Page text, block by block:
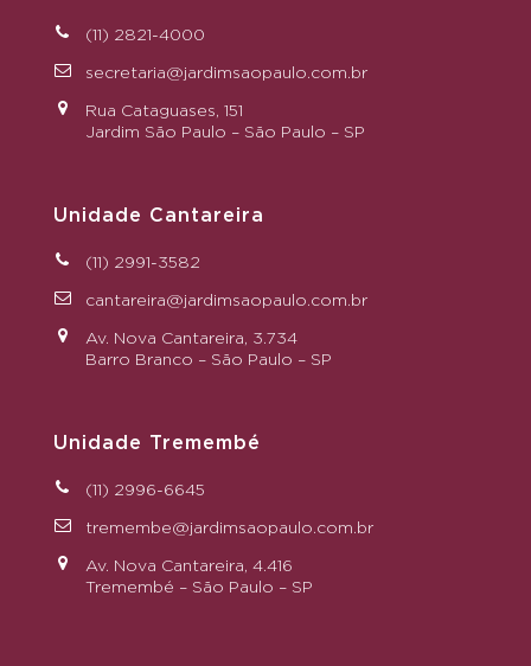
(11) 2821-4000
secretaria@jardimsaopaulo.com.br
Rua Cataguases, 151
Jardim São Paulo – São Paulo – SP
Unidade Cantareira
(11) 2991-3582
cantareira@jardimsaopaulo.com.br
Av. Nova Cantareira, 3.734
Barro Branco – São Paulo – SP
Unidade Tremembé
(11) 2996-6645
tremembe@jardimsaopaulo.com.br
Av. Nova Cantareira, 4.416
Tremembé – São Paulo – SP